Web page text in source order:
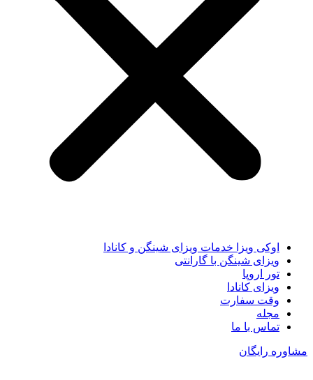
اوکی ویزا خدمات ویزای شینگن و کانادا
ویزای شینگن با گارانتی
تور اروپا
ویزای کانادا
وقت سفارت
مجله
تماس با ما
مشاوره رایگان